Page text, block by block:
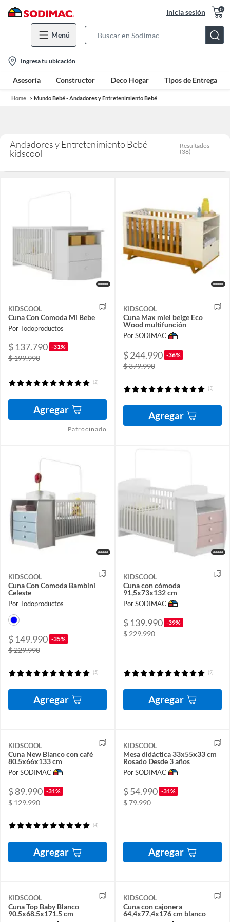
Inicia sesión 0
Menú
Bar
location-
icon
Ingresa tu ubicación
Asesoría Constructor Deco Hogar Tipos de Entrega
Home Mundo Bebé - Andadores y Entretenimiento Bebé
Andadores y Entretenimiento Bebé -
kidscool
Resultados
(38)
KIDSCOOL
Cuna Con Comoda Mi Bebe
Por Todoproductos
$ 137.790 -31%
$ 199.990
(2)
Agregar
Patrocinado
KIDSCOOL
Cuna Max miel beige Eco
Wood multifunción
Por SODIMAC
$ 244.990 -36%
$ 379.990
(3)
Agregar
KIDSCOOL
Cuna Con Comoda Bambini
Celeste
Por Todoproductos
$ 149.990 -35%
$ 229.990
(5)
Agregar
KIDSCOOL
Cuna con cómoda
91,5x73x132 cm
Por SODIMAC
$ 139.990 -39%
$ 229.990
(9)
Agregar
KIDSCOOL
Cuna New Blanco con café
80.5x66x133 cm
Por SODIMAC
$ 89.990 -31%
$ 129.990
(4)
Agregar
KIDSCOOL
Mesa didáctica 33x55x33 cm
Rosado Desde 3 años
Por SODIMAC
$ 54.990 -31%
$ 79.990
Agregar
KIDSCOOL
Cuna Top Baby Blanco
90.5x68.5x171.5 cm
KIDSCOOL
Cuna con cajonera
64,4x77,4x176 cm blanco